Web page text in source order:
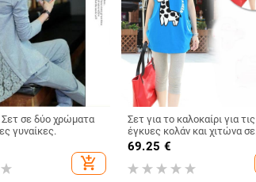
Σετ σε δύο χρώματα
γυναίκες.
add_shopping_cart
Σετ για το καλοκαίρι για τις
έγκυες κολάν και χιτώνα σε
διαφορετικούς συνδυασμούς
χρωμάτων.
69.25 €